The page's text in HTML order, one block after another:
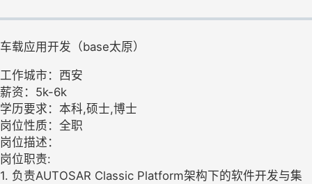
车载应用开发（base太原）
工作城市：西安
薪资：5k-6k
学历要求：本科,硕士,博士
岗位性质：全职
岗位描述：
岗位职责:
1. 负责AUTOSAR Classic Platform架构下的软件开发与集